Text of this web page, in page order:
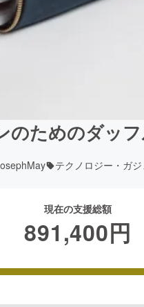
ためのダッ
テクノロジー・ガジ
現在の支援総額
891,400円